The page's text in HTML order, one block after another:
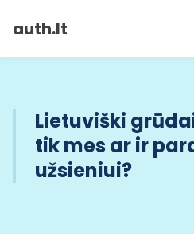
auth.lt
Lietuviški
tik mes ar ir
užsieniui?